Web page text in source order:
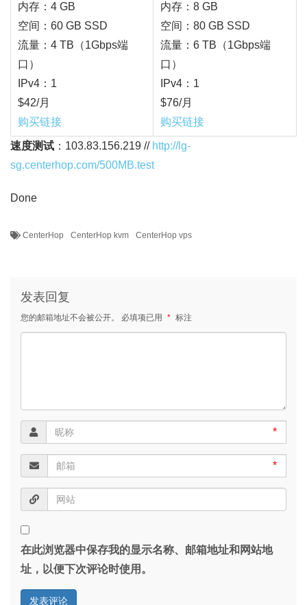
内存：4 GB
空间：60 GB SSD
流量：4 TB（1Gbps端
口）
IPv4：1
$42/月
购买链接
内存：8 GB
空间：80 GB SSD
流量：6 TB（1Gbps端
口）
IPv4：1
$76/月
购买链接
速度测试 ：103.83.156.219 // http://lg-
sg.centerhop.com/500MB.test
Done
CenterHop CenterHop kvm CenterHop vps
发表回复
您的邮箱地址不会被公开。 必填项已用 * 标注
*
*
在此浏览器中保存我的显示名称、邮箱地址和网站地
址，以便下次评论时使用。